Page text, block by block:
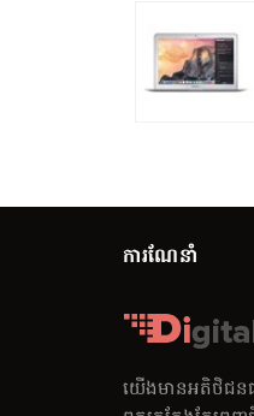
ការណែនាំ
យើងមានអតិថិជនជ